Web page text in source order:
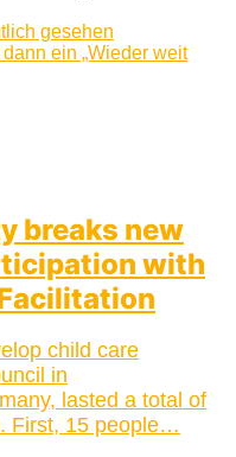
gesehen
ein „Wieder weit
breaks new
with
child care
in
lasted a total of
First, 15 people…